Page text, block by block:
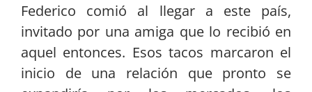
Federico comió al llegar a este país,
invitado por una amiga que lo recibió en
aquel entonces. Esos tacos marcaron el
inicio de una relación que pronto se